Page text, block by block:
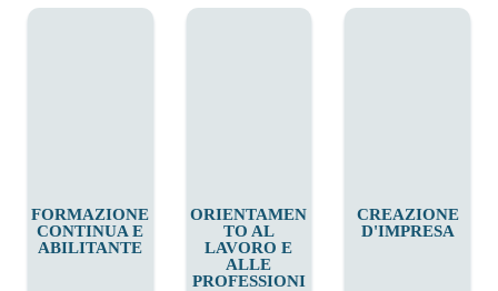
FORMAZIONE
CONTINUA E
ABILITANTE
ORIENTAMEN
TO AL
LAVORO E
ALLE
PROFESSIONI
CREAZIONE
D'IMPRESA